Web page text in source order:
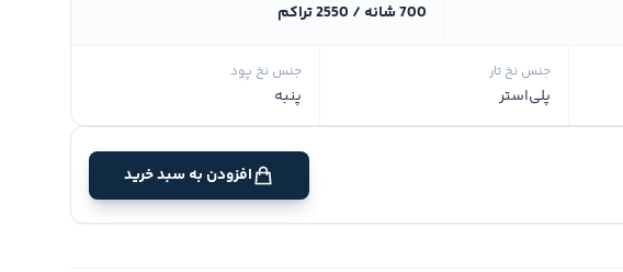
700 شانه / 2550 تراکم
جنس نخ تار
پلی‌استر
جنس نخ پود
پنبه
افزودن به سبد خرید